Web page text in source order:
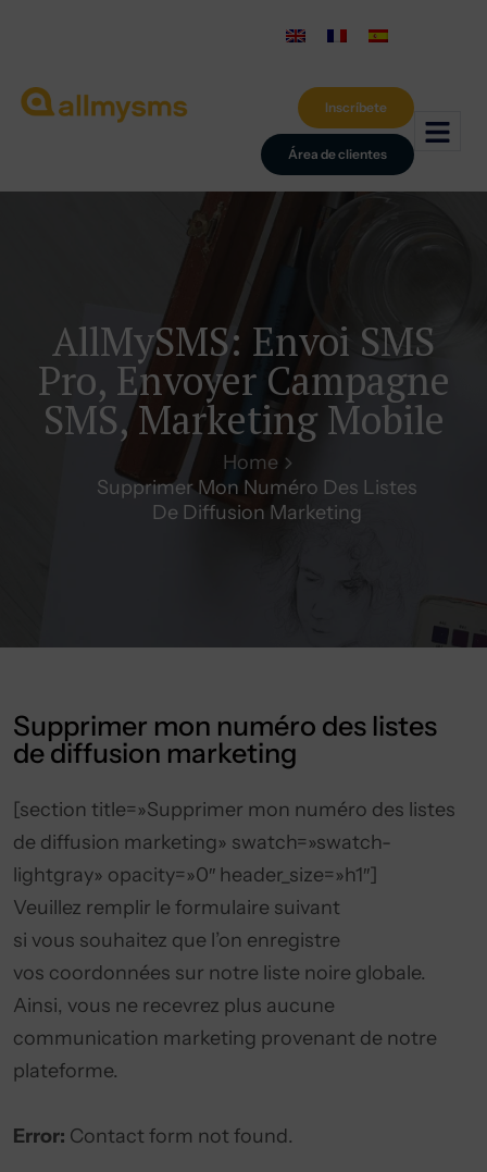
Área de clientes
Inscríbete
AllMySMS: Envoi SMS
Pro, Envoyer Campagne
SMS, Marketing Mobile
Home
Supprimer Mon Numéro Des Listes
De Diffusion Marketing
Supprimer mon numéro des listes
de diffusion marketing
[section title=»Supprimer mon numéro des listes
de diffusion marketing» swatch=»swatch-
lightgray» opacity=»0″ header_size=»h1″]
Veuillez remplir le formulaire suivant
si vous souhaitez que l’on enregistre
vos coordonnées sur notre liste noire globale.
Ainsi, vous ne recevrez plus aucune
communication marketing provenant de notre
plateforme.
Error: Contact form not found.